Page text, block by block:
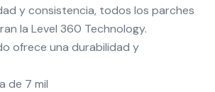
y consistencia, todos los parches
la Level 360 Technology.
ofrece una durabilidad y
de 7 mil